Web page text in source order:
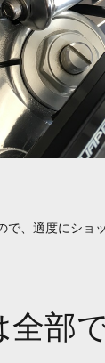
で、適度にショ
部